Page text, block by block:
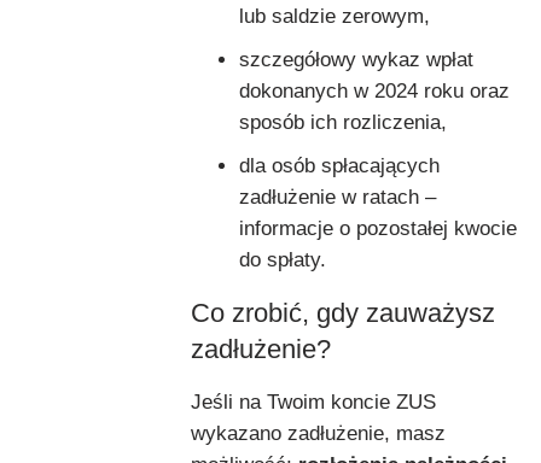
lub saldzie zerowym,
szczegółowy wykaz wpłat
dokonanych w 2024 roku oraz
sposób ich rozliczenia,
dla osób spłacających
zadłużenie w ratach –
informacje o pozostałej kwocie
do spłaty.
Co zrobić, gdy zauważysz
zadłużenie?
Jeśli na Twoim koncie ZUS
wykazano zadłużenie, masz